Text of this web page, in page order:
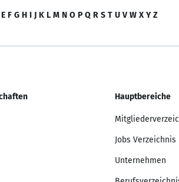
E F G H I J K L M N O P Q R S T U V W X Y Z
Hauptbereiche
Jobs Verzeichnis
Unternehmen